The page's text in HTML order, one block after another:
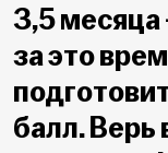
3,5 месяца
за это
балл. Верь